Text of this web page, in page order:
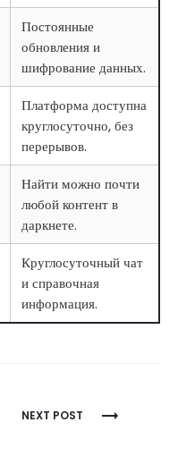
Постоянные
обновления и
шифрование данных.
Платформа доступна
круглосуточно, без
перерывов.
Найти можно почти
любой контент в
даркнете.
Круглосуточный чат
и справочная
информация.
NEXT POST